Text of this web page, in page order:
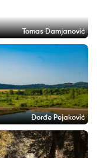
Tomas Damjanović
Đorđe Pejaković